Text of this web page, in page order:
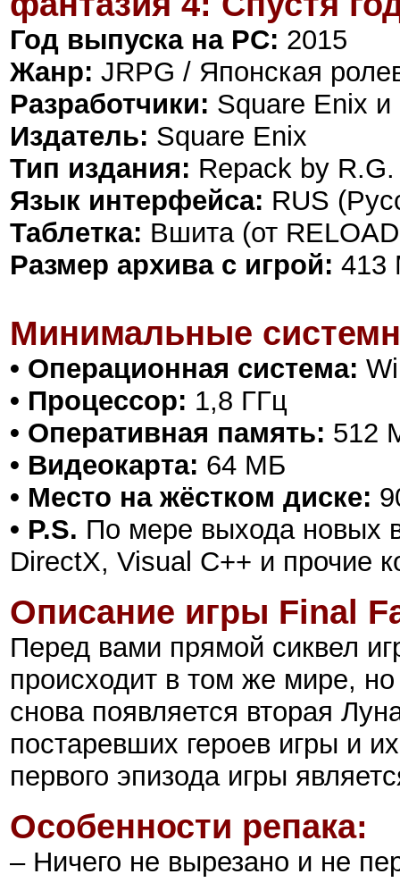
Год выпуска на PC: 2015
Жанр: JRPG / Японская
Разработчики: Square Enix
Издатель: Square Enix
Тип издания: Repack by
Язык интерфейса: RUS
Таблетка: Вшита (от
Размер архива с игрой: 413
Минимальные
• Операционная система:
• Процессор: 1,8 ГГц
• Оперативная память: 512
• Видеокарта: 64 МБ
• Место на жёстком диске:
• P.S. По мере выхода новых
DirectX, Visual C++ и прочие
Описание игры Final
Перед вами прямой сиквел
происходит в том же мире,
снова появляется вторая
постаревших героев игры и
первого эпизода игры
Особенности репака:
– Ничего не вырезано и не